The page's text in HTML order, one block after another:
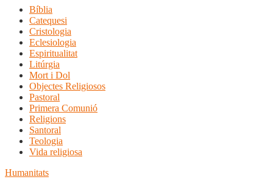
Bíblia
Catequesi
Cristologia
Eclesiologia
Espiritualitat
Litúrgia
Mort i Dol
Objectes Religiosos
Pastoral
Primera Comunió
Religions
Santoral
Teologia
Vida religiosa
Humanitats